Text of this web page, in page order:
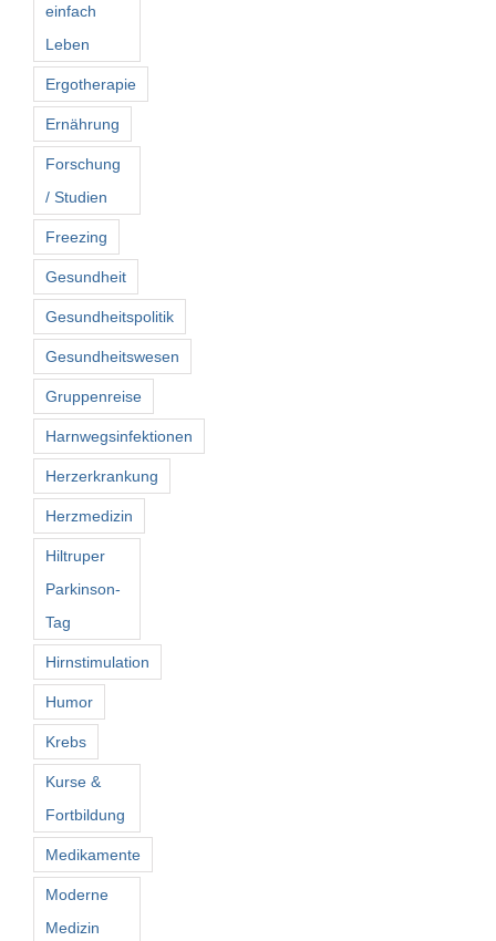
einfach
Leben
Ergotherapie
Ernährung
Forschung
/ Studien
Freezing
Gesundheit
Gesundheitspolitik
Gesundheitswesen
Gruppenreise
Harnwegsinfektionen
Herzerkrankung
Herzmedizin
Hiltruper
Parkinson-
Tag
Hirnstimulation
Humor
Krebs
Kurse &
Fortbildung
Medikamente
Moderne
Medizin